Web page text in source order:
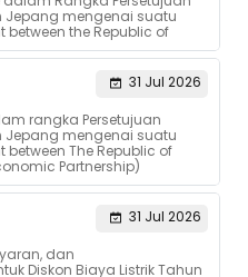
Jepang mengenai suatu
between the Republic of
31 Jul 2026
rangka Persetujuan
Jepang mengenai suatu
between The Republic of
Partnership)
31 Jul 2026
dan
Diskon Biaya Listrik Tahun